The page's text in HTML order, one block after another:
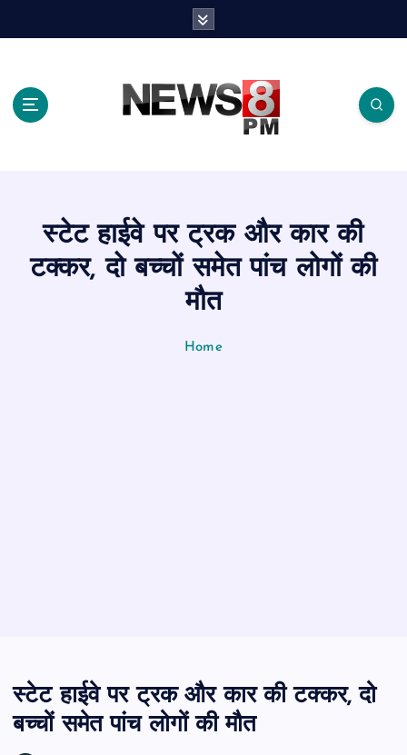
स्टेट हाईवे पर ट्रक और कार की
टक्कर, दो बच्चों समेत पांच लोगों की
मौत
Home
स्टेट हाईवे पर ट्रक और कार की टक्कर, दो
बच्चों समेत पांच लोगों की मौत